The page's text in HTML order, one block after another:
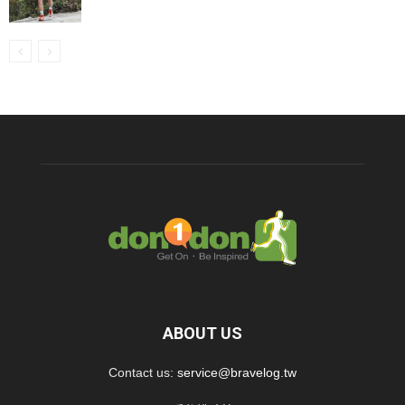
ABOUT US
Contact us: service@bravelog.tw